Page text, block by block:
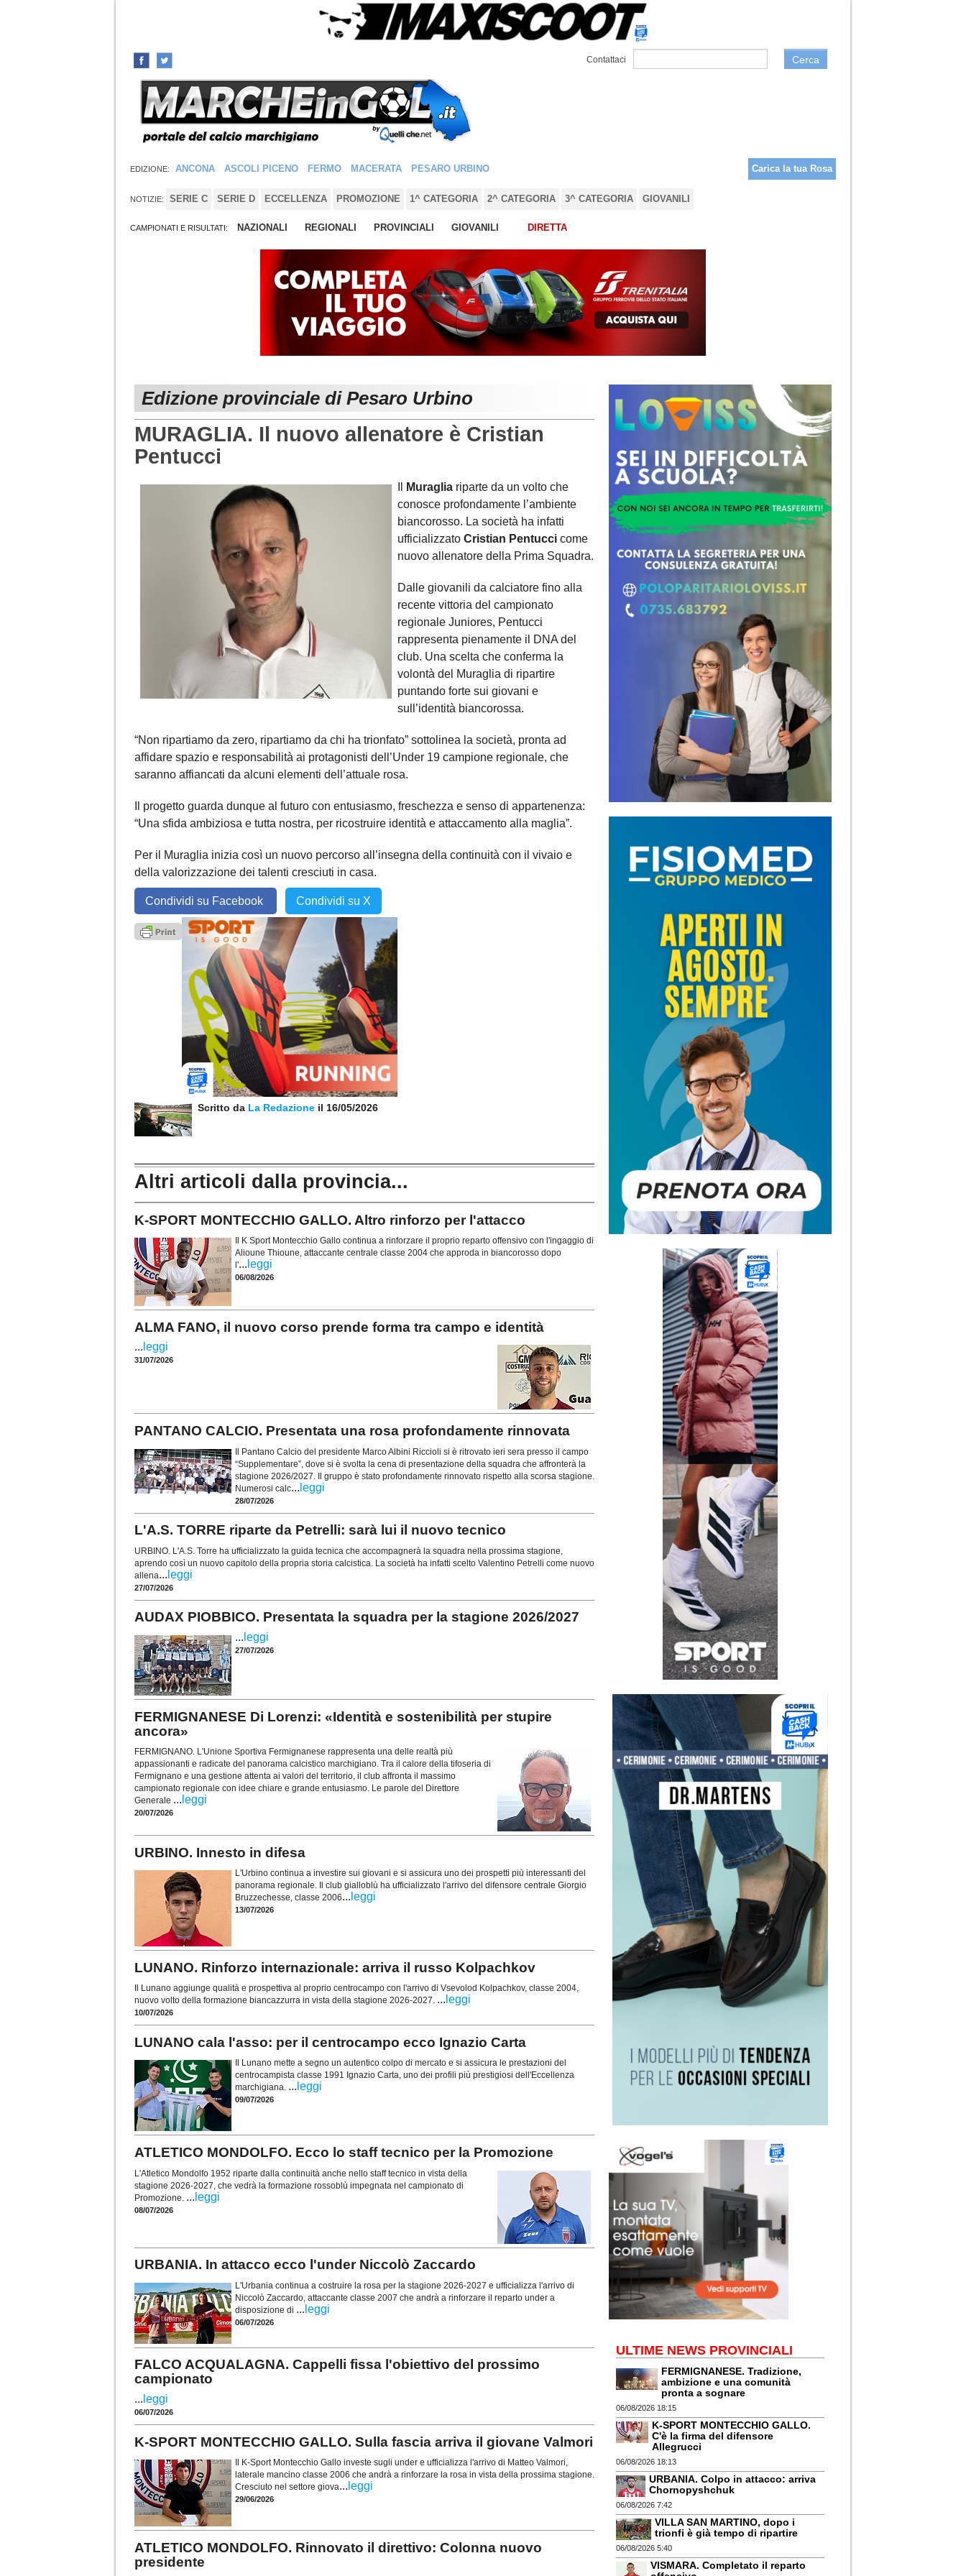
Contattaci Cerca
EDIZIONE: ANCONA ASCOLI PICENO FERMO MACERATA PESARO URBINO Carica la tua Rosa
NOTIZIE: SERIE C SERIE D ECCELLENZA PROMOZIONE 1^ CATEGORIA 2^ CATEGORIA 3^ CATEGORIA GIOVANILI
CAMPIONATI E RISULTATI: NAZIONALI REGIONALI PROVINCIALI GIOVANILI DIRETTA
Edizione provinciale di Pesaro Urbino
MURAGLIA. Il nuovo allenatore è Cristian
Pentucci
Muraglia riparte da un volto che
conosce profondamente l’ambiente
biancorosso. La società ha infatti
ufficializzato Cristian Pentucci come
nuovo allenatore della Prima Squadra.
Dalle giovanili da calciatore fino alla
recente vittoria del campionato
regionale Juniores, Pentucci
rappresenta pienamente il DNA del
club. Una scelta che conferma la
volontà del Muraglia di ripartire
puntando forte sui giovani e
sull’identità biancorossa.
“Non ripartiamo da zero, ripartiamo da chi ha trionfato” sottolinea la società, pronta ad
affidare spazio e responsabilità ai protagonisti dell’Under 19 campione regionale, che
saranno affiancati da alcuni elementi dell’attuale rosa.
Il progetto guarda dunque al futuro con entusiasmo, freschezza e senso di appartenenza:
“Una sfida ambiziosa e tutta nostra, per ricostruire identità e attaccamento alla maglia”.
Per il Muraglia inizia così un nuovo percorso all’insegna della continuità con il vivaio e
della valorizzazione dei talenti cresciuti in casa.
Condividi su Facebook Condividi su X
Scritto da La Redazione il 16/05/2026
Altri articoli dalla provincia...
K-SPORT MONTECCHIO GALLO. Altro rinforzo per l'attacco
Il K Sport Montecchio Gallo continua a rinforzare il proprio reparto offensivo con l'ingaggio di
Alioune Thioune, attaccante centrale classe 2004 che approda in biancorosso dopo
l'... leggi
06/08/2026
ALMA FANO, il nuovo corso prende forma tra campo e identità
... leggi
31/07/2026
PANTANO CALCIO. Presentata una rosa profondamente rinnovata
Il Pantano Calcio del presidente Marco Albini Riccioli si è ritrovato ieri sera presso il campo
“Supplementare”, dove si è svolta la cena di presentazione della squadra che affronterà la
stagione 2026/2027. Il gruppo è stato profondamente rinnovato rispetto alla scorsa stagione.
Numerosi calc... leggi
28/07/2026
L'A.S. TORRE riparte da Petrelli: sarà lui il nuovo tecnico
URBINO. L'A.S. Torre ha ufficializzato la guida tecnica che accompagnerà la squadra nella prossima stagione,
aprendo così un nuovo capitolo della propria storia calcistica. La società ha infatti scelto Valentino Petrelli come nuovo
allena... leggi
27/07/2026
AUDAX PIOBBICO. Presentata la squadra per la stagione 2026/2027
... leggi
27/07/2026
FERMIGNANESE Di Lorenzi: «Identità e sostenibilità per stupire
ancora»
FERMIGNANO. L'Unione Sportiva Fermignanese rappresenta una delle realtà più
appassionanti e radicate del panorama calcistico marchigiano. Tra il calore della tifoseria di
Fermignano e una gestione attenta ai valori del territorio, il club affronta il massimo
campionato regionale con idee chiare e grande entusiasmo. Le parole del Direttore
Generale ... leggi
20/07/2026
URBINO. Innesto in difesa
L'Urbino continua a investire sui giovani e si assicura uno dei prospetti più interessanti del
panorama regionale. Il club gialloblù ha ufficializzato l'arrivo del difensore centrale Giorgio
Bruzzechesse, classe 2006... leggi
13/07/2026
LUNANO. Rinforzo internazionale: arriva il russo Kolpachkov
Il Lunano aggiunge qualità e prospettiva al proprio centrocampo con l'arrivo di Vsevolod Kolpachkov, classe 2004,
nuovo volto della formazione biancazzurra in vista della stagione 2026-2027. ... leggi
10/07/2026
LUNANO cala l'asso: per il centrocampo ecco Ignazio Carta
Il Lunano mette a segno un autentico colpo di mercato e si assicura le prestazioni del
centrocampista classe 1991 Ignazio Carta, uno dei profili più prestigiosi dell'Eccellenza
marchigiana. ... leggi
09/07/2026
ATLETICO MONDOLFO. Ecco lo staff tecnico per la Promozione
L'Atletico Mondolfo 1952 riparte dalla continuità anche nello staff tecnico in vista della
stagione 2026-2027, che vedrà la formazione rossoblù impegnata nel campionato di
Promozione. ... leggi
08/07/2026
URBANIA. In attacco ecco l'under Niccolò Zaccardo
L'Urbania continua a costruire la rosa per la stagione 2026-2027 e ufficializza l'arrivo di
Niccolò Zaccardo, attaccante classe 2007 che andrà a rinforzare il reparto under a
disposizione di ... leggi
06/07/2026
FALCO ACQUALAGNA. Cappelli fissa l'obiettivo del prossimo
campionato
... leggi
06/07/2026
K-SPORT MONTECCHIO GALLO. Sulla fascia arriva il giovane Valmori
Il K-Sport Montecchio Gallo investe sugli under e ufficializza l'arrivo di Matteo Valmori,
laterale mancino classe 2006 che andrà a rinforzare la rosa in vista della prossima stagione.
Cresciuto nel settore giova... leggi
29/06/2026
ATLETICO MONDOLFO. Rinnovato il direttivo: Colonna nuovo
presidente
ULTIME NEWS PROVINCIALI
FERMIGNANESE. Tradizione,
ambizione e una comunità
pronta a sognare
06/08/2026 18:15
K-SPORT MONTECCHIO GALLO.
C'è la firma del difensore
Allegrucci
06/08/2026 18:13
URBANIA. Colpo in attacco: arriva
Chornopyshchuk
06/08/2026 7:42
VILLA SAN MARTINO, dopo i
trionfi è già tempo di ripartire
06/08/2026 5:40
VISMARA. Completato il reparto